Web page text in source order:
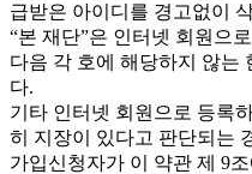
급받은 아이디를 경고없이
“본 재단”은 인터넷 회원으
다음 각 호에 해당하지 않는
다.
기타 인터넷 회원으로 등록
히 지장이 있다고 판단되는
가입신청자가 이 약관 제 9